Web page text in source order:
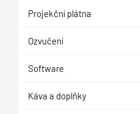
Projekční plátna
Ozvučení
Software
Káva a doplňky